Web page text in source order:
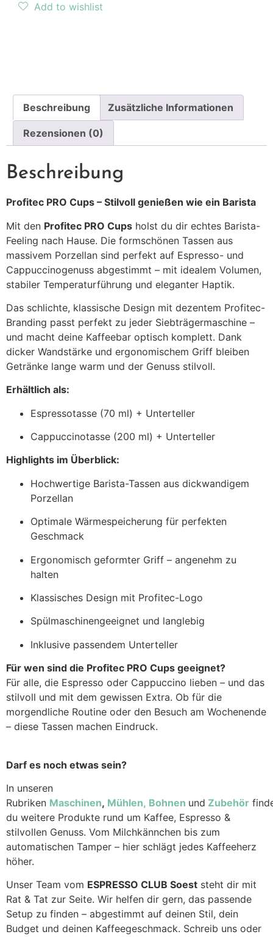
Add to wishlist
Beschreibung Zusätzliche Informationen
Rezensionen (0)
Beschreibung
Profitec PRO Cups – Stilvoll genießen wie ein Barista
Mit den Profitec PRO Cups holst du dir echtes Barista-
Feeling nach Hause. Die formschönen Tassen aus
massivem Porzellan sind perfekt auf Espresso- und
Cappuccinogenuss abgestimmt – mit idealem Volumen,
stabiler Temperaturführung und eleganter Haptik.
Das schlichte, klassische Design mit dezentem Profitec-
Branding passt perfekt zu jeder Siebträgermaschine –
und macht deine Kaffeebar optisch komplett. Dank
dicker Wandstärke und ergonomischem Griff bleiben
Getränke lange warm und der Genuss stilvoll.
Erhältlich als:
Espressotasse (70 ml) + Unterteller
Cappuccinotasse (200 ml) + Unterteller
Highlights im Überblick:
Hochwertige Barista-Tassen aus dickwandigem
Porzellan
Optimale Wärmespeicherung für perfekten
Geschmack
Ergonomisch geformter Griff – angenehm zu
halten
Klassisches Design mit Profitec-Logo
Spülmaschinengeeignet und langlebig
Inklusive passendem Unterteller
Für wen sind die Profitec PRO Cups geeignet?
Für alle, die Espresso oder Cappuccino lieben – und das
stilvoll und mit dem gewissen Extra. Ob für die
morgendliche Routine oder den Besuch am Wochenende
– diese Tassen machen Eindruck.
Darf es noch etwas sein?
In unseren
Rubriken Maschinen, Mühlen, Bohnen und Zubehör
du weitere Produkte rund um Kaffee, Espresso &
stilvollen Genuss. Vom Milchkännchen bis zum
automatischen Tamper – hier schlägt jedes Kaffeeherz
höher.
Unser Team vom ESPRESSO CLUB Soest steht dir mit
Rat & Tat zur Seite. Wir helfen dir gern, das passende
Setup zu finden – abgestimmt auf deinen Stil, dein
Budget und deinen Kaffeegeschmack. Schreib uns oder